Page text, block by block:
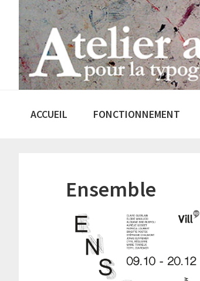
Passer
navigation
principale
Passer
contenu
principal
ACCUEIL FONCTIONNEMENT
Ensemble